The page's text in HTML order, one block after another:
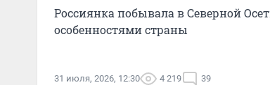
Россиянка побывала в Северной
особенностями страны
31 июля, 2026, 12:30 4 219 39